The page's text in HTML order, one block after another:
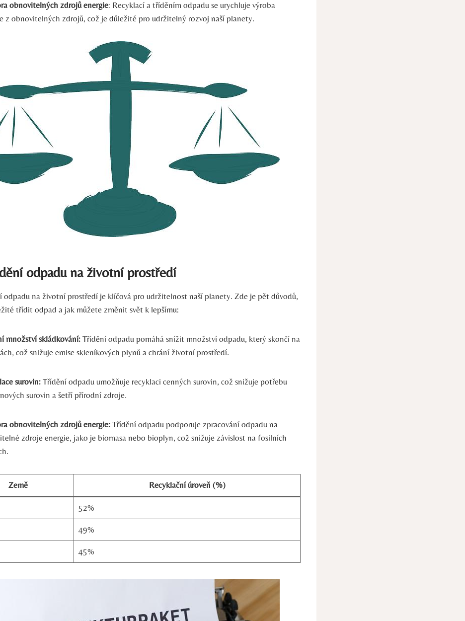
obnovitelných zdrojů energie: Recyklací a tříděním odpadu se urychluje výroba
z obnovitelných zdrojů, což je důležité pro udržitelný rozvoj naší planety.
odpadu na životní prostředí
odpadu na životní prostředí je klíčová pro udržitelnost naší planety. Zde je pět důvodů,
třídit odpad a jak můžete změnit svět k lepšímu:
množství skládkování: Třídění odpadu pomáhá snížit množství odpadu, který skončí na
což snižuje emise skleníkových plynů a chrání životní prostředí.
surovin: Třídění odpadu umožňuje recyklaci cenných surovin, což snižuje potřebu
surovin a šetří přírodní zdroje.
obnovitelných zdrojů energie: Třídění odpadu podporuje zpracování odpadu na
zdroje energie, jako je biomasa nebo bioplyn, což snižuje závislost na fosilních
Země Recyklační úroveň (%)
52%
49%
45%